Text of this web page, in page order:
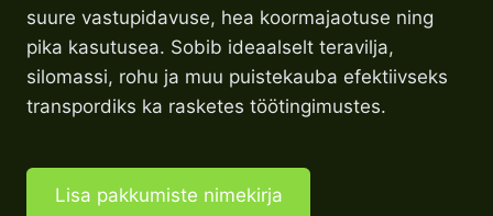
suure vastupidavuse, hea koormajaotuse ning
pika kasutusea. Sobib ideaalselt teravilja,
silomassi, rohu ja muu puistekauba efektiivseks
transpordiks ka rasketes töötingimustes.
Lisa pakkumiste nimekirja